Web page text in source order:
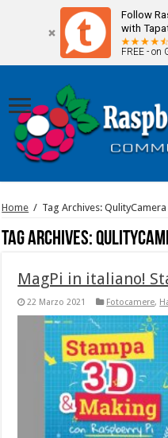
Follow
with
FREE - on
Home / Tag Archives: QulityCamera
Tag Archives:
MagPi in italiano!
22 Marzo 2021 Fotocamere,